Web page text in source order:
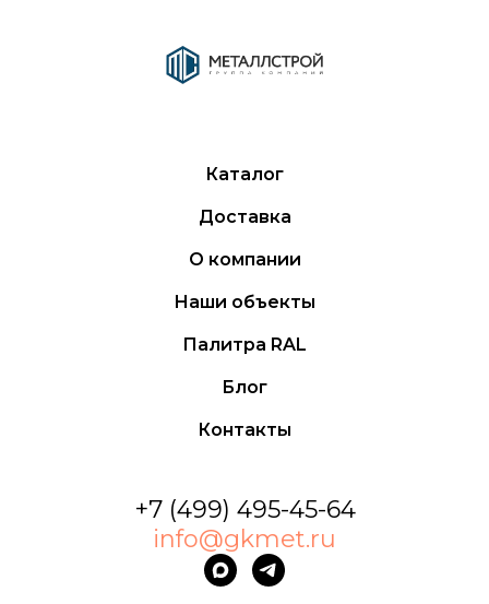
Каталог
Доставка
О компании
Наши объекты
Палитра RAL
Блог
Контакты
+7 (499) 495-45-64
info@gkmet.ru